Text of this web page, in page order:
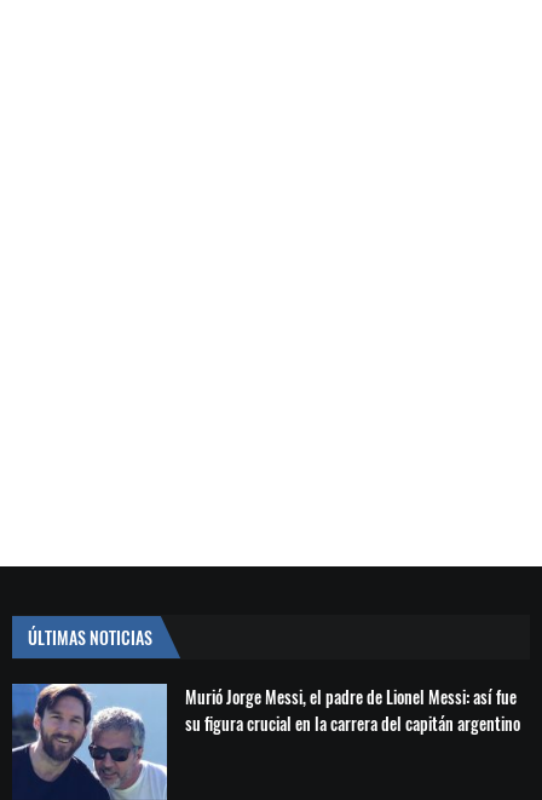
ÚLTIMAS NOTICIAS
Murió Jorge Messi, el padre de Lionel Messi: así fue
su figura crucial en la carrera del capitán argentino